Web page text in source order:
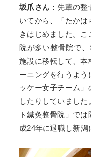
坂爪さん ：先輩の
いてから、「たかは
きはじめました。
院が多い整骨院で
施設に移転して、本
ーニングを行うよう
ッケー女子チーム
したりしていまし
ト鍼灸整骨院」で
成24年に退職し新潟